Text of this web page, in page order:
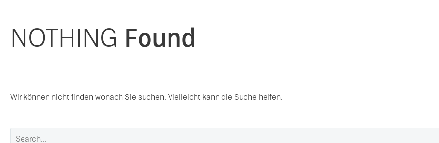
NOTHING Found
Wir können nicht finden wonach Sie suchen. Vielleicht kann die Suche helfen.